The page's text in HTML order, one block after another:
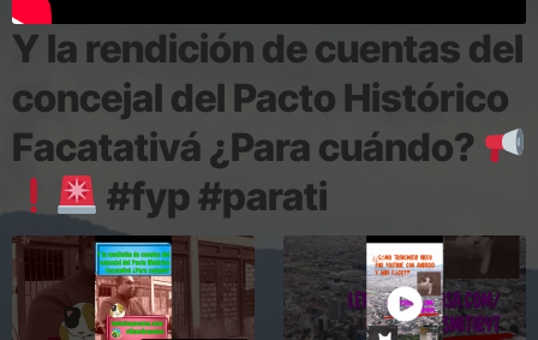
Y la rendición de cuentas del
concejal del Pacto Histórico
Facatativá ¿Para cuándo?
#fyp #parati